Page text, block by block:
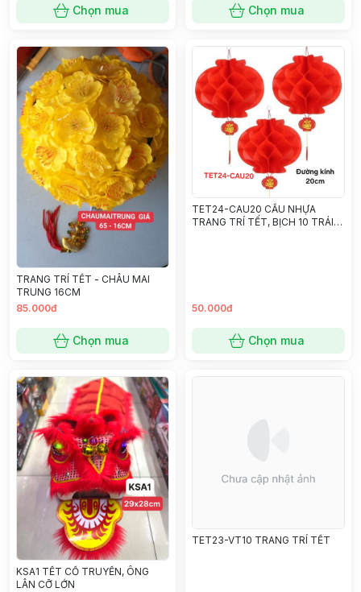
Chọn mua Chọn mua
TRANG TRÍ TẾT - CHÂU MAI
TRUNG 16CM
85.000đ
Chọn mua
TET24-CAU20 CẦU NHỰA
TRANG TRÍ TẾT, BỊCH 10 TRÁI
50.000đ
Chọn mua
KSA1 TẾT CỔ TRUYỀN, ÔNG
LÂN CỠ LỚN
TET23-VT10 TRANG TRÍ TẾT